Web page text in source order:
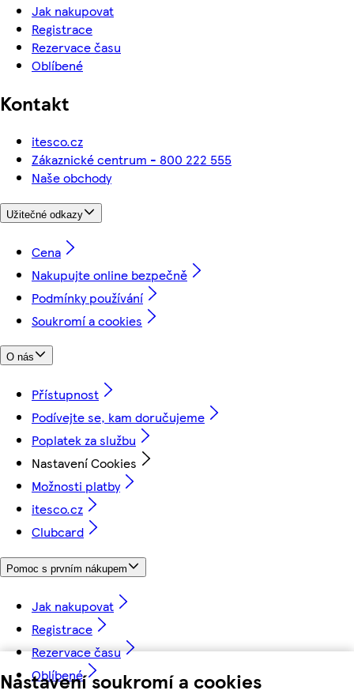
Nastavení soukromí a cookies
Jak nakupovat
Registrace
Rezervace času
Oblíbené
Kontakt
itesco.cz
Zákaznické centrum - 800 222 555
Naše obchody
Užitečné odkazy
Cena
Nakupujte online bezpečně
Podmínky používání
Soukromí a cookies
O nás
Přístupnost
Podívejte se, kam doručujeme
Poplatek za službu
Nastavení Cookies
Možnosti platby
itesco.cz
Clubcard
Pomoc s prvním nákupem
Jak nakupovat
Registrace
Rezervace času
Oblíbené